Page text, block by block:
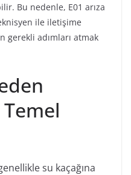
Bu nedenle, E01 arıza
ile iletişime
gerekli adımları atmak
su kaçağına